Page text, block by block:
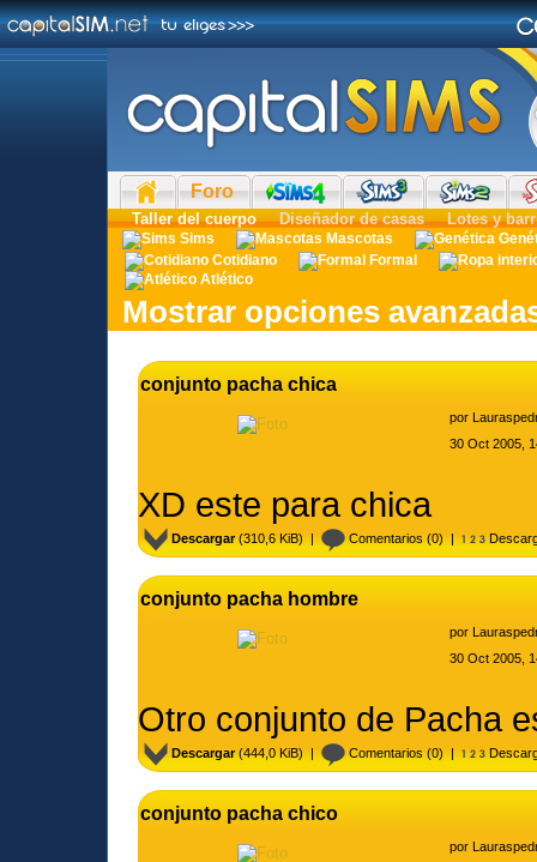
Foro
Taller del cuerpo Diseñador de casas Lotes y
Sims Mascotas
Cotidiano
Formal
Atlético
Mostrar opciones
conjunto pacha chica
por
30 Oct 2005,
XD este para chica
Descargar(310,6 KiB) | Comentarios (0) |
conjunto pacha hombre
por
30 Oct 2005,
Otro conjunto de Pacha
Descargar(444,0 KiB) | Comentarios (0) |
conjunto pacha chico
por